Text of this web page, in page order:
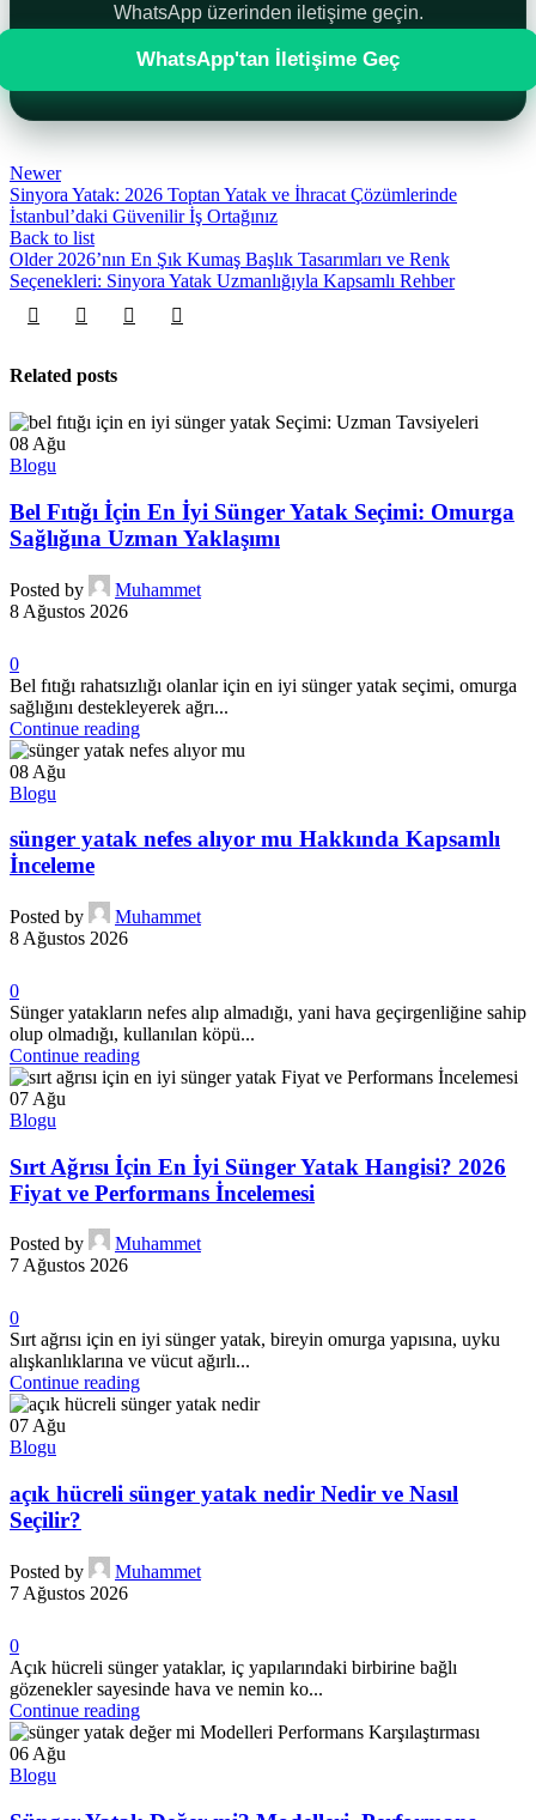
WhatsApp üzerinden iletişime geçin.
WhatsApp'tan İletişime Geç
Newer
Sinyora Yatak: 2026 Toptan Yatak ve İhracat Çözümlerinde
İstanbul’daki Güvenilir İş Ortağınız
Back to list
Older 2026’nın En Şık Kumaş Başlık Tasarımları ve Renk
Seçenekleri: Sinyora Yatak Uzmanlığıyla Kapsamlı Rehber
Related posts
08 Ağu
Blogu
Bel Fıtığı İçin En İyi Sünger Yatak Seçimi: Omurga
Sağlığına Uzman Yaklaşımı
Posted by
Muhammet
8 Ağustos 2026
0
Bel fıtığı rahatsızlığı olanlar için en iyi sünger yatak seçimi, omurga
sağlığını destekleyerek ağrı...
Continue reading
08 Ağu
Blogu
sünger yatak nefes alıyor mu Hakkında Kapsamlı
İnceleme
Posted by
Muhammet
8 Ağustos 2026
0
Sünger yatakların nefes alıp almadığı, yani hava geçirgenliğine sahip
olup olmadığı, kullanılan köpü...
Continue reading
07 Ağu
Blogu
Sırt Ağrısı İçin En İyi Sünger Yatak Hangisi? 2026
Fiyat ve Performans İncelemesi
Posted by
Muhammet
7 Ağustos 2026
0
Sırt ağrısı için en iyi sünger yatak, bireyin omurga yapısına, uyku
alışkanlıklarına ve vücut ağırlı...
Continue reading
07Ağu
Blogu
açık hücreli sünger yatak nedir Nedir ve Nasıl
Seçilir?
Posted by
Muhammet
7 Ağustos 2026
0
Açık hücreli sünger yataklar, iç yapılarındaki birbirine bağlı
gözenekler sayesinde hava ve nemin ko...
Continue reading
06 Ağu
Blogu